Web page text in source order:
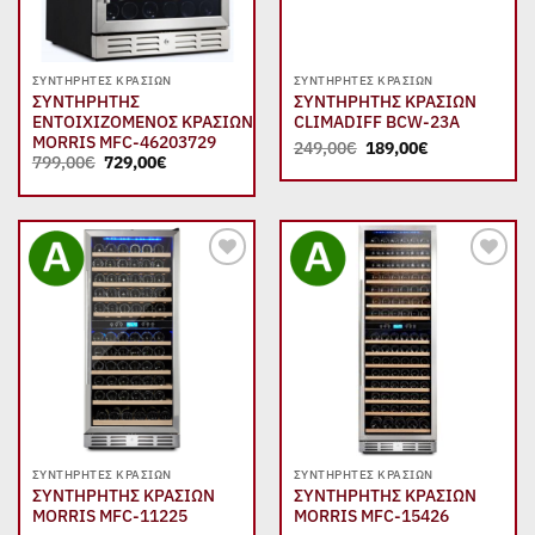
ΣΥΝΤΗΡΗΤΈΣ ΚΡΑΣΙΏΝ
ΣΥΝΤΗΡΗΤΗΣ
ΕΝΤΟΙΧΙΖΟΜΕΝΟΣ ΚΡΑΣΙΩΝ
MORRIS MFC-46203729
799,00€ Original
price
was:
729,00€Η
τιμή
729,00€.
ΣΥΝΤΗΡΗΤΈΣ ΚΡΑΣΙΏΝ
ΣΥΝΤΗΡΗΤΗΣ ΚΡΑΣΙΩΝ
CLIMADIFF BCW-23A
249,00€ Original
price
was:
189,00€Η
τιμή
ΣΥΝΤΗΡΗΤΈΣ ΚΡΑΣΙΏΝ
ΣΥΝΤΗΡΗΤΗΣ ΚΡΑΣΙΩΝ
MORRIS MFC-11225
ΣΥΝΤΗΡΗΤΈΣ ΚΡΑΣΙΏΝ
ΣΥΝΤΗΡΗΤΗΣ ΚΡΑΣΙΩΝ
MORRIS MFC-15426